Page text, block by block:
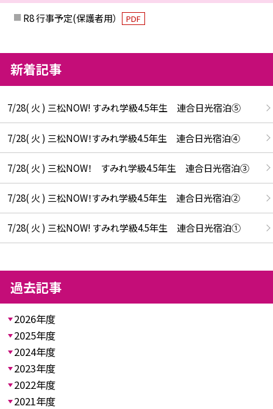
R8 行事予定(保護者用） PDF
新着記事
7/28( 火 ) 三松NOW! すみれ学級4.5年生 連合日光宿泊⑤
7/28( 火 ) 三松NOW！すみれ学級4.5年生 連合日光宿泊④
7/28( 火 ) 三松NOW！ すみれ学級4.5年生 連合日光宿泊③
7/28( 火 ) 三松NOW！すみれ学級4.5年生 連合日光宿泊②
7/28( 火 ) 三松NOW! すみれ学級4.5年生 連合日光宿泊①
過去記事
2026年度
2025年度
2024年度
2023年度
2022年度
2021年度